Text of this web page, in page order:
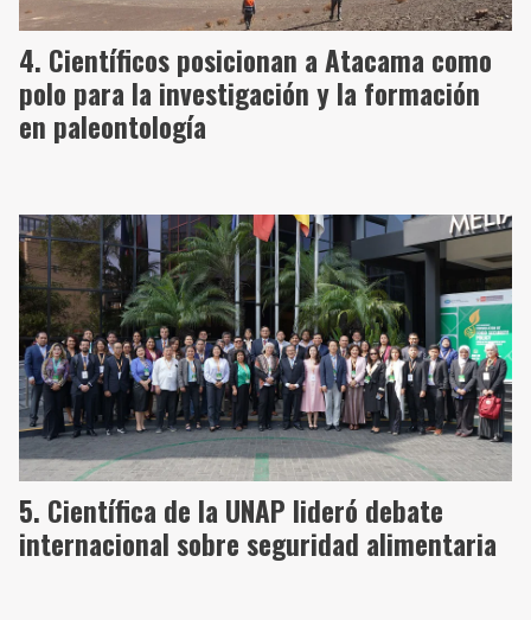
Científicos posicionan a Atacama como
polo para la investigación y la formación
en paleontología
Científica de la UNAP lideró debate
internacional sobre seguridad alimentaria